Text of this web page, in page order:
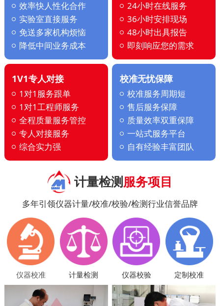
效率快人性化合作
实验室直接服务
免送多家机构烦恼
降低中间业务成本
24小时在线服务
36小时安排现场
48小时出具报告
即刻响应您的需求
1V1专人对接
1对1服务跟单
1对1工程师服务
全程质量服务管控
专人对接服务
综合实力强
校准无忧保障
校准服务周期短
售后服务保障
质量效率双重保障
一站式服务平台
自有经验丰富团队
计量检测服务项目
多年引领仪器计量/校准/校验/检测行业信誉品牌
仪器校准 计量检测 仪器校验 定制校准